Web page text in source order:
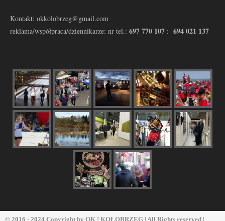
Kontakt: okkolobrzeg@gmail.com
reklama/współpraca/dziennikarze: nr tel.: 697 770 107 : 694 021 137
© 2016 - 2024 Copyright by OK ! KOŁOBRZEG | All Rights reserved |